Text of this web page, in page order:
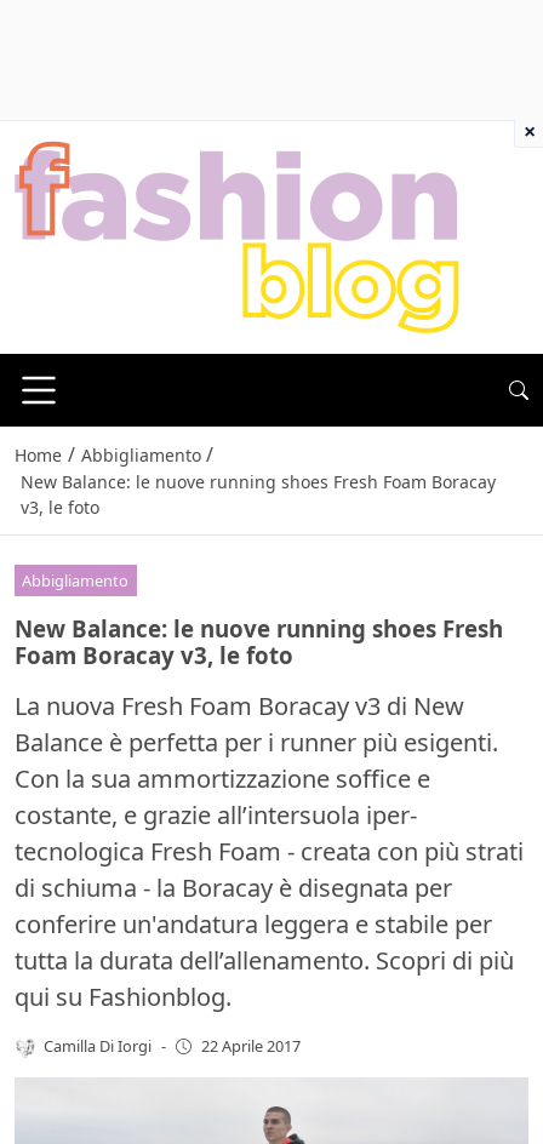
Home / Abbigliamento /
New Balance: le nuove running shoes Fresh Foam Boracay
v3, le foto
Abbigliamento
New Balance: le nuove running shoes Fresh
Foam Boracay v3, le foto
La nuova Fresh Foam Boracay v3 di New
Balance è perfetta per i runner più esigenti.
Con la sua ammortizzazione soffice e
costante, e grazie all’intersuola iper-
tecnologica Fresh Foam - creata con più strati
di schiuma - la Boracay è disegnata per
conferire un'andatura leggera e stabile per
tutta la durata dell’allenamento. Scopri di più
qui su Fashionblog.
Camilla Di Iorgi - 22 Aprile 2017
×